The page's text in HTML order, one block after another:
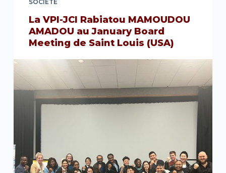
SOCIÉTÉ
La VPI-JCI Rabiatou MAMOUDOU
AMADOU au January Board
Meeting de Saint Louis (USA)